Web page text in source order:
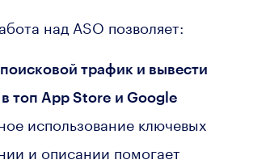
над ASO позволяет:
поисковой трафик и вывести
топ App Store и Google
использование ключевых
и описании помогает